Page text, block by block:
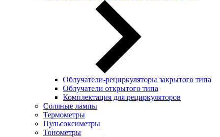
Облучатели-рециркуляторы закрытого типа
Облучатели открытого типа
Комплектация для рециркуляторов
Соляные лампы
Термометры
Пульсоксиметры
Тонометры